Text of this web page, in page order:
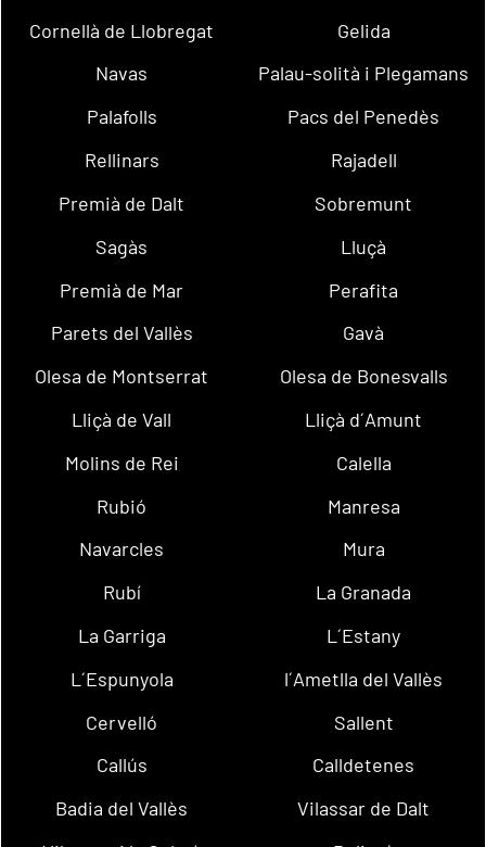
Cornellà de Llobregat
Gelida
Navas
Palau-solità i Plegamans
Palafolls
Pacs del Penedès
Rellinars
Rajadell
Premià de Dalt
Sobremunt
Sagàs
Lluçà
Premià de Mar
Perafita
Parets del Vallès
Gavà
Olesa de Montserrat
Olesa de Bonesvalls
Lliçà de Vall
Lliçà d´Amunt
Molins de Rei
Calella
Rubió
Manresa
Navarcles
Mura
Rubí
La Granada
La Garriga
L´Estany
L´Espunyola
l´Ametlla del Vallès
Cervelló
Sallent
Callús
Calldetenes
Badia del Vallès
Vilassar de Dalt